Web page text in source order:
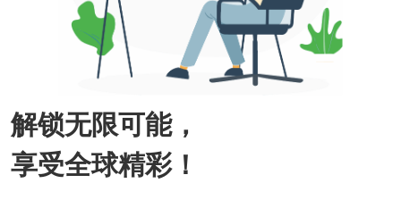
解锁无限可能，
享受全球精彩！